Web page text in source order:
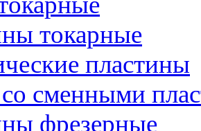
токарные
пластины
сменными
фрезерные